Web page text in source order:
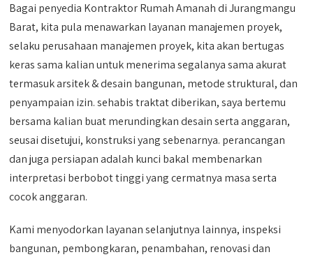
Bagai penyedia Kontraktor Rumah Amanah di Jurangmangu
Barat, kita pula menawarkan layanan manajemen proyek,
selaku perusahaan manajemen proyek, kita akan bertugas
keras sama kalian untuk menerima segalanya sama akurat
termasuk arsitek & desain bangunan, metode struktural, dan
penyampaian izin. sehabis traktat diberikan, saya bertemu
bersama kalian buat merundingkan desain serta anggaran,
seusai disetujui, konstruksi yang sebenarnya. perancangan
dan juga persiapan adalah kunci bakal membenarkan
interpretasi berbobot tinggi yang cermatnya masa serta
cocok anggaran.
Kami menyodorkan layanan selanjutnya lainnya, inspeksi
bangunan, pembongkaran, penambahan, renovasi dan